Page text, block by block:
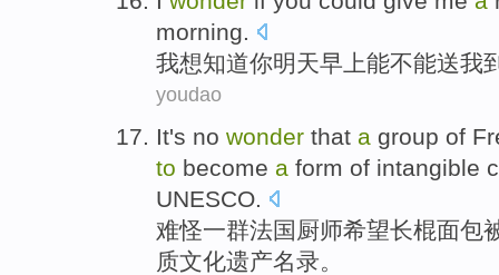
morning.
我想知道你明天早上能不能送我
youdao
It's no wonder that a group of
to become a form of intangible
UNESCO.
难怪一群法国厨师希望长棍面包
质文化遗产名录。